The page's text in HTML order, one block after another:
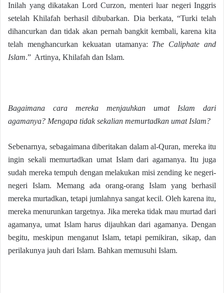
Inilah yang dikatakan Lord Curzon, menteri luar negeri Inggris
setelah Khilafah berhasil dibubarkan. Dia berkata, “Turki telah
dihancurkan dan tidak akan pernah bangkit kembali, karena kita
telah menghancurkan kekuatan utamanya: The Caliphate and
Islam.” Artinya, Khilafah dan Islam.
Bagaimana cara mereka menjauhkan umat Islam dari
agamanya? Mengapa tidak sekalian memurtadkan umat Islam?
Sebenarnya, sebagaimana diberitakan dalam al-Quran, mereka itu
ingin sekali memurtadkan umat Islam dari agamanya. Itu juga
sudah mereka tempuh dengan melakukan misi zending ke negeri-
negeri Islam. Memang ada orang-orang Islam yang berhasil
mereka murtadkan, tetapi jumlahnya sangat kecil. Oleh karena itu,
mereka menurunkan targetnya. Jika mereka tidak mau murtad dari
agamanya, umat Islam harus dijauhkan dari agamanya. Dengan
begitu, meskipun menganut Islam, tetapi pemikiran, sikap, dan
perilakunya jauh dari Islam. Bahkan memusuhi Islam.